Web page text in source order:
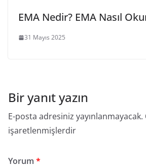
EMA Nedir? EMA Nasıl
31 Mayıs 2025
Bir yanıt yazın
E-posta adresiniz yayınlanmayacak.
işaretlenmişlerdir
Yorum *